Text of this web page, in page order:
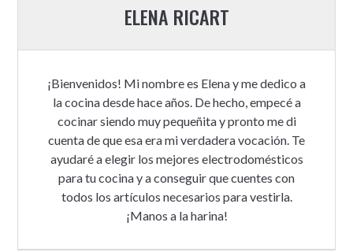
ELENA RICART
¡Bienvenidos! Mi nombre es Elena y me dedico a
la cocina desde hace años. De hecho, empecé a
cocinar siendo muy pequeñita y pronto me di
cuenta de que esa era mi verdadera vocación. Te
ayudaré a elegir los mejores electrodomésticos
para tu cocina y a conseguir que cuentes con
todos los artículos necesarios para vestirla.
¡Manos a la harina!